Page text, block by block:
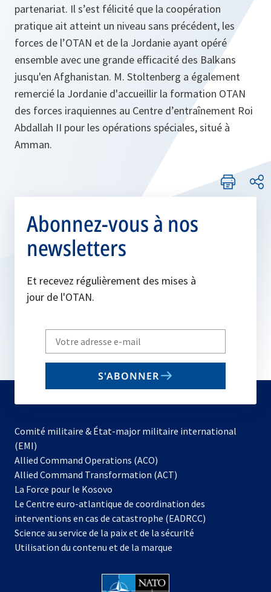
partenariat. Il s’est félicité que la coopération
pratique ait atteint un niveau sans précédent, les
forces de l’OTAN et de la Jordanie ayant opéré
ensemble avec une grande efficacité des Balkans
jusqu'en Afghanistan. M. Stoltenberg a également
remercié la Jordanie d'accueillir la formation OTAN
des forces iraquiennes au Centre d’entraînement Roi
Abdallah II pour les opérations spéciales, situé à
Amman.
Abonnez-vous à nos
newsletters
Et recevez régulièrement des mises à
jour de l'OTAN.
Write
your
email
S'ABONNER
Comité militaire & État-major militaire international
(EMI)
Allied Command Operations (ACO)
dans
nouvel
onglet
Allied Command Transformation (ACT)
La Force pour le Kosovo
dans
un
nouvel
onglet
Le Centre euro-atlantique de coordination des
interventions en cas de catastrophe (EADRCC)
Science au service de la paix et de la sécurité
Utilisation du contenu et de la marque